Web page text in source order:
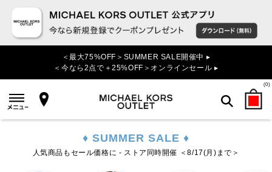
＜最大75%OFF＞SUMMER SALE開催中 ▸
＜今なら2点で＋25%OFF＞オンラインセール ▸
(0)
♦ SUMMER SALE ♦
人気商品もセール価格に - ストア同時開催 ＜8/17(月)まで＞